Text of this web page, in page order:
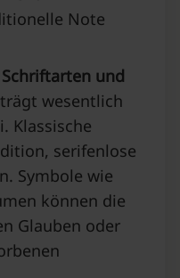
Note
und
wesentlich
Klassische
serifenlose
Symbole wie
können die
Glauben oder